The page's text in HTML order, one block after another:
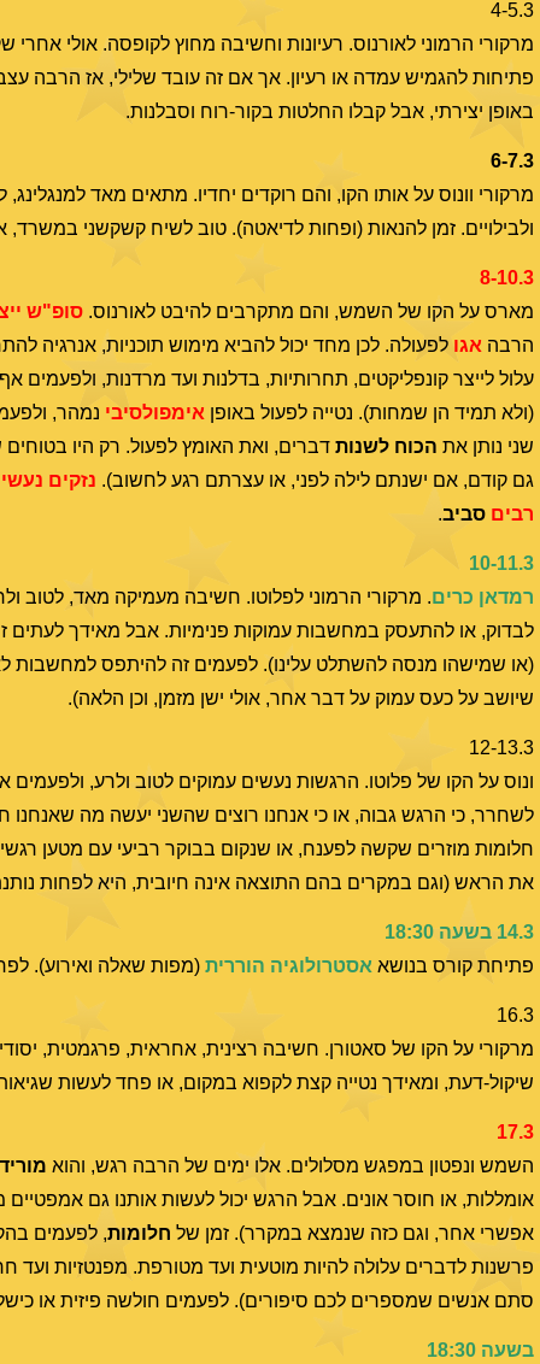
4-5.3
מרקורי הרמוני לאורנוס. רעיונות וחשיבה מחוץ לקופסה. אולי
פתיחות להגמיש עמדה או רעיון. אך אם זה עובד שלילי, אז הרבה
באופן יצירתי, אבל קבלו החלטות בקור-רוח וסבלנות.
6-7.3
מרקורי וונוס על אותו הקו, והם רוקדים יחדיו. מתאים מאד
ולבילויים. זמן להנאות (ופחות לדיאטה). טוב לשיח קשקשני במשרד,
8-10.3
מארס על הקו של השמש, והם מתקרבים להיבט לאורנוס. סופ"ש
הרבה אגו לפעולה. לכן מחד יכול להביא מימוש תוכניות, אנרגיה
עלול לייצר קונפליקטים, תחרותיות, בדלנות ועד מרדנות, ולפעמים
(ולא תמיד הן שמחות). נטייה לפעול באופן אימפולסיבי נמהר,
שני נותן את הכוח לשנות דברים, ואת האומץ לפעול. רק היו
גם קודם, אם ישנתם לילה לפני, או עצרתם רגע לחשוב). נזקים
רבים סביב.
10-11.3
רמדאן כרים. מרקורי הרמוני לפלוטו. חשיבה מעמיקה מאד,
לבדוק, או להתעסק במחשבות עמוקות פנימיות. אבל מאידך לעתים
(או שמישהו מנסה להשתלט עלינו). לפעמים זה להיתפס למחשבות
שיושב על כעס עמוק על דבר אחר, אולי ישן מזמן, וכן הלאה).
12-13.3
ונוס על הקו של פלוטו. הרגשות נעשים עמוקים לטוב ולרע,
לשחרר, כי הרגש גבוה, או כי אנחנו רוצים שהשני יעשה מה שאנחנו
חלומות מוזרים שקשה לפענח, או שנקום בבוקר רביעי עם מטען
את הראש (וגם במקרים בהם התוצאה אינה חיובית, היא לפחות
14.3 בשעה 18:30
פתיחת קורס בנושא אסטרולוגיה הוררית (מפות שאלה ואירוע).
16.3
מרקורי על הקו של סאטורן. חשיבה רצינית, אחראית, פרגמטית,
שיקול-דעת, ומאידך נטייה קצת לקפוא במקום, או פחד לעשות
17.3
השמש ונפטון במפגש מסלולים. אלו ימים של הרבה רגש, והוא
אומללות, או חוסר אונים. אבל הרגש יכול לעשות אותנו גם אמפטיים
אפשרי אחר, וגם כזה שנמצא במקרר). זמן של חלומות, לפעמים
פרשנות לדברים עלולה להיות מוטעית ועד מטורפת. מפנטזיות ועד
סתם אנשים שמספרים לכם סיפורים). לפעמים חולשה פיזית או
בשעה 18:30